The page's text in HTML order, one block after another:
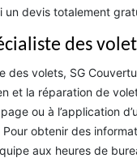
devis totalement
des
des volets, SG
et la réparation de
ou à l’application
obtenir des
aux heures de